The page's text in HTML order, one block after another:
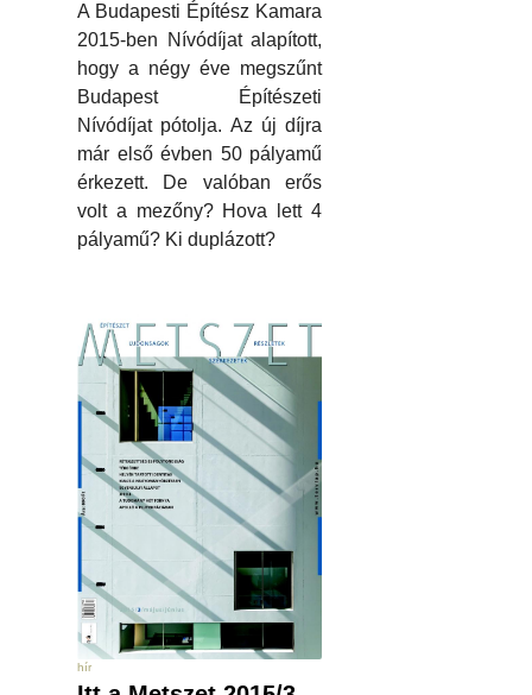
A Budapesti Építész Kamara
2015-ben Nívódíjat alapított,
hogy a négy éve megszűnt
Budapest Építészeti
Nívódíjat pótolja. Az új díjra
már első évben 50 pályamű
érkezett. De valóban erős
volt a mezőny? Hova lett 4
pályamű? Ki duplázott?
hír